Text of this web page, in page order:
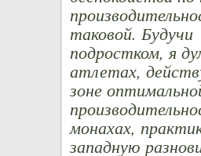
таковой. Будучи
подростком, я
атлетах,
зоне
монахах,
западную